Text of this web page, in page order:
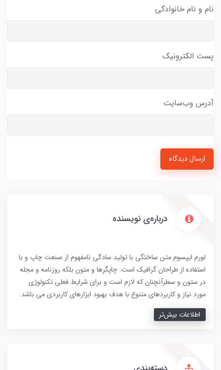
نام و نام خانوادگی
پست الکترونیک
آدرس وب‌سایت
ارسال دیدگاه
درباره‌ی نویسنده
لورم ایپسوم متن ساختگی با تولید سادگی نامفهوم از صنعت چاپ و با
استفاده از طراحان گرافیک است. چاپگرها و متون بلکه روزنامه و مجله
در ستون و سطرآنچنان که لازم است و برای شرایط فعلی تکنولوژی
مورد نیاز و کاربردهای متنوع با هدف بهبود ابزارهای کاربردی می باشد.
اطلاعات بیش‌تر